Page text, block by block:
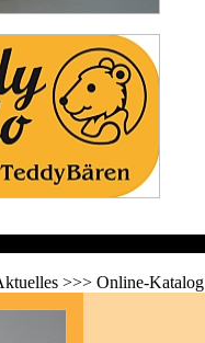
>>> Online-